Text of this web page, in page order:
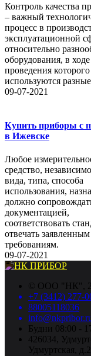
Контроль качества
– важный
процесс в
эксплуатационной
относительно
оборудования, в ходе
проведения которого
используются
09-07-2021
Купить приборы с
в Ижевске
Любое
средство,
вида, типа, способа
использования,
должно
документацией,
соответствовать
отвечать заявленным
требованиям.
09-07-2021
© ООО "НК",
+7 (3412) 277-
88005118036
Будни 08:00 -
426034,
Удмуртская,